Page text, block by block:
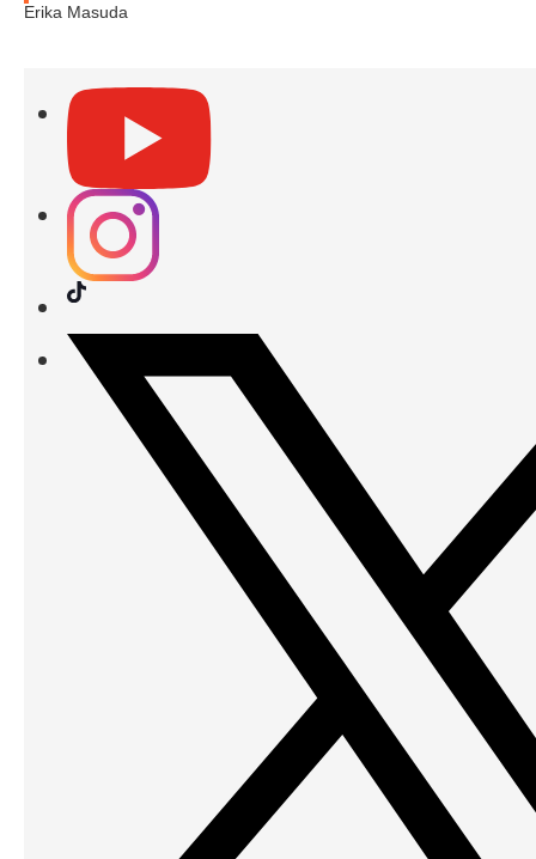
Erika Masuda